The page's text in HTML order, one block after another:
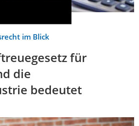
im Blick
für
die
bedeutet